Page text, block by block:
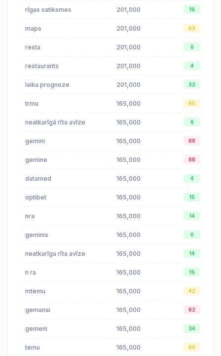
rīgas satiksmes 201,000 16
maps 201,000 63
resta 201,000 0
restaurants 201,000 4
laika prognoze 201,000 32
trmu 165,000 65
neatkarīgā rīta avīze 165,000 6
gemini 165,000 88
gemine 165,000 88
datamed 165,000 4
optibet 165,000 15
nra 165,000 14
geminis 165,000 0
neatkarīga rīta avīze 165,000 14
n ra 165,000 15
mtemu 165,000 42
gemanai 165,000 82
gemeni 165,000 34
temu 165,000 65